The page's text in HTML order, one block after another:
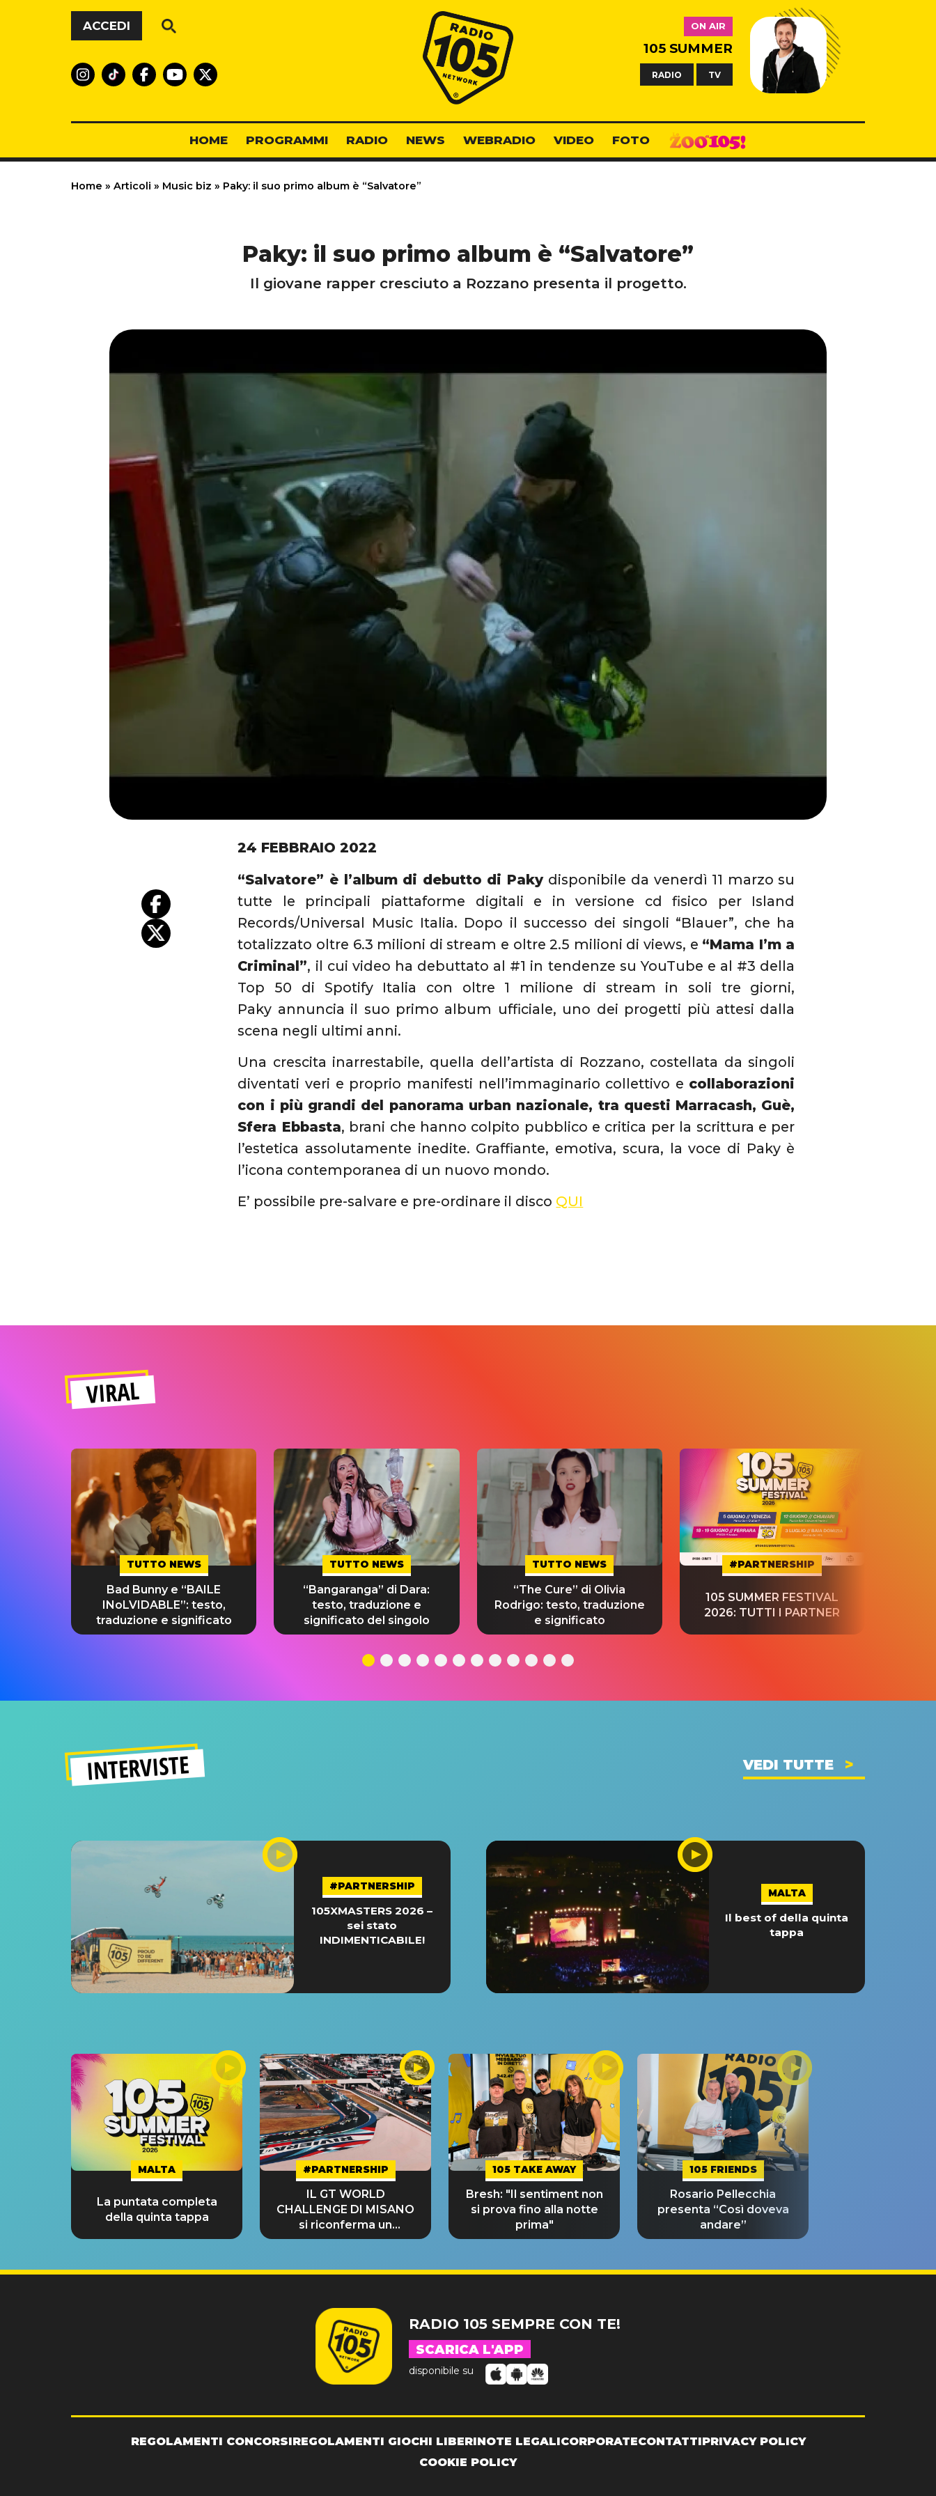
Vai al contenuto
ACCEDI
Radio 105
ON AIR
105 SUMMER
RADIO TV
HOME PROGRAMMI RADIO NEWS WEBRADIO VIDEO FOTO
Home » Articoli » Music biz » Paky: il suo primo album è “Salvatore”
Paky: il suo primo album è “Salvatore”
Il giovane rapper cresciuto a Rozzano presenta il progetto.
24 FEBBRAIO 2022
“Salvatore” è l’album di debutto di Paky disponibile da venerdì 11 marzo su
tutte le principali piattaforme digitali e in versione cd fisico per Island
Records/Universal Music Italia. Dopo il successo dei singoli “Blauer”, che ha
totalizzato oltre 6.3 milioni di stream e oltre 2.5 milioni di views, e “Mama I’m a
Criminal”, il cui video ha debuttato al #1 in tendenze su YouTube e al #3 della
Top 50 di Spotify Italia con oltre 1 milione di stream in soli tre giorni,
Paky annuncia il suo primo album ufficiale, uno dei progetti più attesi dalla
scena negli ultimi anni.
Una crescita inarrestabile, quella dell’artista di Rozzano, costellata da singoli
diventati veri e proprio manifesti nell’immaginario collettivo e collaborazioni
con i più grandi del panorama urban nazionale, tra questi Marracash, Guè,
Sfera Ebbasta, brani che hanno colpito pubblico e critica per la scrittura e per
l’estetica assolutamente inedite. Graffiante, emotiva, scura, la voce di Paky è
l’icona contemporanea di un nuovo mondo.
E’ possibile pre-salvare e pre-ordinare il disco QUI
VIRAL
TUTTO NEWS
Bad Bunny e “BAILE
INoLVIDABLE”: testo,
traduzione e significato
TUTTO NEWS
“Bangaranga” di Dara:
testo, traduzione e
significato del singolo
TUTTO NEWS
“The Cure” di Olivia
Rodrigo: testo, traduzione
e significato
#PARTNERSHIP
105 SUMMER FESTIVAL
2026: TUTTI I PARTNER
INTERVISTE VEDI TUTTE
#PARTNERSHIP
105XMASTERS 2026 –
sei stato
INDIMENTICABILE!
MALTA
Il best of della quinta
tappa
MALTA
La puntata completa
della quinta tappa
#PARTNERSHIP
IL GT WORLD
CHALLENGE DI MISANO
si riconferma un
GRANDE SUCCESSO!
105 TAKE AWAY
Bresh: "Il sentiment non
si prova fino alla notte
prima"
105 FRIENDS
Rosario Pellecchia
presenta “Così doveva
andare”
RADIO 105 SEMPRE CON TE!
SCARICA L'APP
disponibile su
REGOLAMENTI CONCORSIREGOLAMENTI GIOCHI LIBERINOTE LEGALICORPORATECONTATTIPRIVACY POLICY
COOKIE POLICY